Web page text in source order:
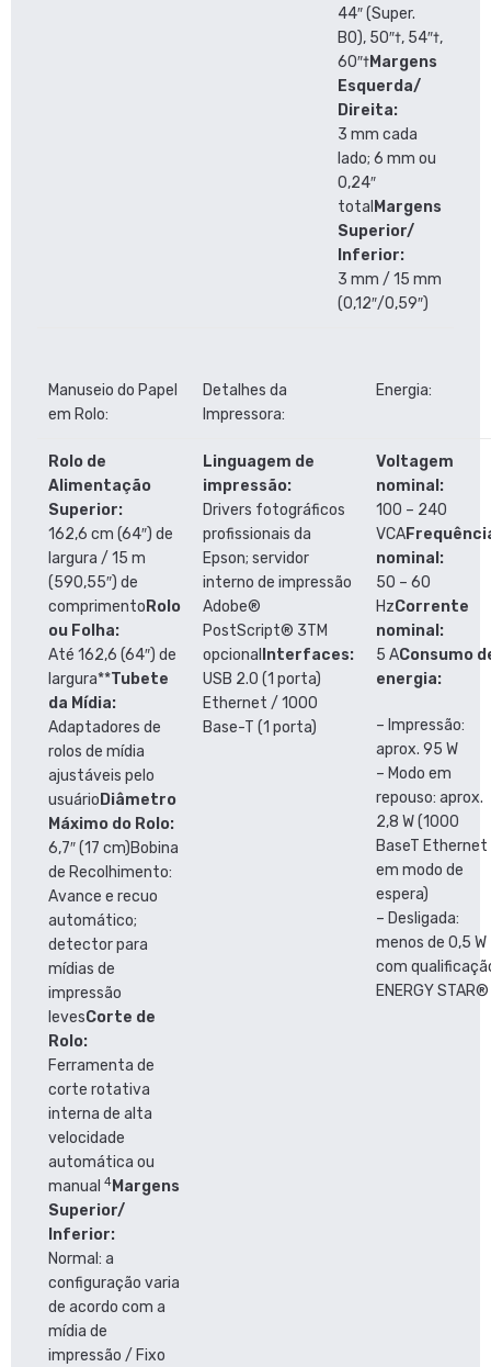
44″ (Super.
B0), 50″†, 54″†,
60″†Margens
Esquerda/
Direita:
3 mm cada
lado; 6 mm ou
0,24″
total Margens
Superior/
Inferior:
3 mm / 15 mm
(0,12″/0,59″)
Manuseio do Papel
em Rolo:
Detalhes da
Impressora:
Energia:
Rolo de
Alimentação
Superior:
162,6 cm (64″) de
largura / 15 m
(590,55″) de
comprimento Rolo
ou Folha:
Até 162,6 (64″) de
largura**Tubete
da Mídia:
Adaptadores de
rolos de mídia
ajustáveis pelo
usuário Diâmetro
Máximo do Rolo:
6,7″ (17 cm)Bobina
de Recolhimento:
Avance e recuo
automático;
detector para
mídias de
impressão
levesCorte de
Rolo:
Ferramenta de
corte rotativa
interna de alta
velocidade
automática ou
manual 4 Margens
Superior/
Inferior:
Normal: a
configuração varia
de acordo com a
mídia de
impressão / Fixo
Linguagem de
impressão:
Drivers fotográficos
profissionais da
Epson; servidor
interno de impressão
Adobe®
PostScript® 3TM
opcional Interfaces:
USB 2.0 (1 porta)
Ethernet / 1000
Base-T (1 porta)
Voltagem
nominal:
100 – 240
VCA
nominal:
50 – 60
HzCorrente
nominal:
5 AConsumo
energia:
– Impressão:
aprox. 95 W
– Modo em
repouso: aprox.
2,8 W (1000
BaseT Ethernet
em modo de
espera)
– Desligada:
menos de 0,5 W
com
ENERGY STAR®